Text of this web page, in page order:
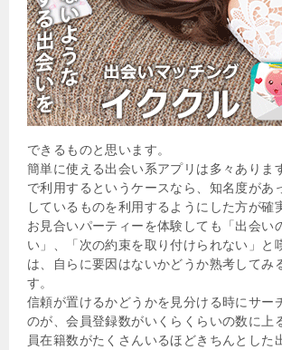
できるものと思います。
簡単に使える出会い系アプリは多々ありま
で利用するというケースなら、知名度があ
しているものを利用するようにした方が確
お見合いパーティーを体験しても「出会い
い」、「次の約束を取り付けられない」と
は、自らに要因はないかどうか熟考してみ
す。
信頼が置けるかどうかを見分ける時にサー
のが、会員登録数がいくらくらいの数に上
員在籍数がたくさんいるほどきちんとした